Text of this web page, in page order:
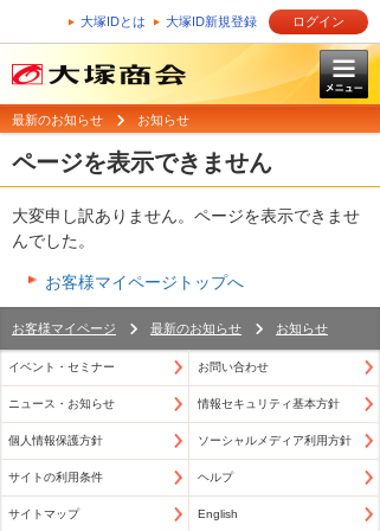
大塚IDとは 大塚ID新規登録 ログイン
最新のお知らせ お知らせ
ページを表示できません
大変申し訳ありません。ページを表示できませ
んでした。
お客様マイページトップへ
お客様マイページ 最新のお知らせ お知らせ
イベント・セミナー お問い合わせ
ニュース・お知らせ 情報セキュリティ基本方針
個人情報保護方針 ソーシャルメディア利用方針
サイトの利用条件 ヘルプ
サイトマップ English